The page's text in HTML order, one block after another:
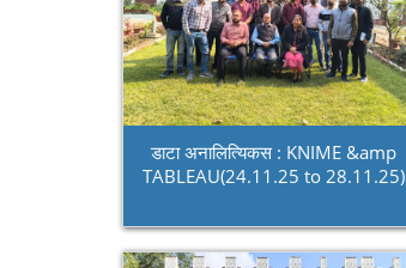
डाटा अनालित्यिकस : KNIME &amp
TABLEAU(24.11.25 to 28.11.25)